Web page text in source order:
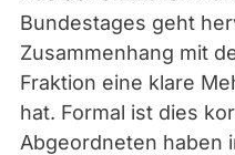
Bundestages geht
Zusammenhang mit
Fraktion eine klare
hat. Formal ist dies
Abgeordneten haben